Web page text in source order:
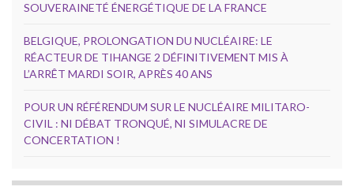
SOUVERAINETÉ ÉNERGÉTIQUE DE LA FRANCE
BELGIQUE, PROLONGATION DU NUCLÉAIRE: LE
RÉACTEUR DE TIHANGE 2 DÉFINITIVEMENT MIS À
L’ARRÊT MARDI SOIR, APRÈS 40 ANS
POUR UN RÉFÉRENDUM SUR LE NUCLÉAIRE MILITARO-
CIVIL : NI DÉBAT TRONQUÉ, NI SIMULACRE DE
CONCERTATION !